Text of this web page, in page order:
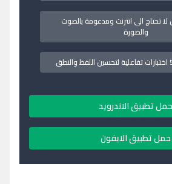
تحتاج الى انترنت ومدعومة بالصوت
والصورة
حمل تطبيق الاندرويد
حمل تطبيق الايفون